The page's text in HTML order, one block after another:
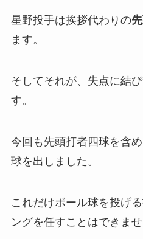
星野投手は挨拶代わりの
ます。
そしてそれが、失点に結
す。
今回も先頭打者四球を含
球を出しました。
これだけボール球を投げ
ングを任すことはできませ